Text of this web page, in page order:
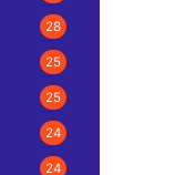
28
25
25
24
24